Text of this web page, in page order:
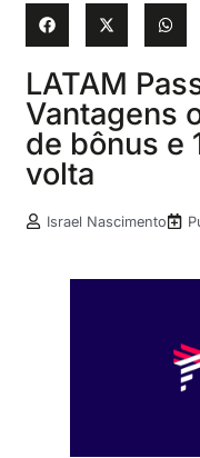
LATAM
Vantagens
de bônus e
volta
Israel Nascimento